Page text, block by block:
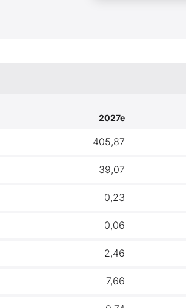
2027e
405,87
39,07
0,23
0,06
2,46
7,66